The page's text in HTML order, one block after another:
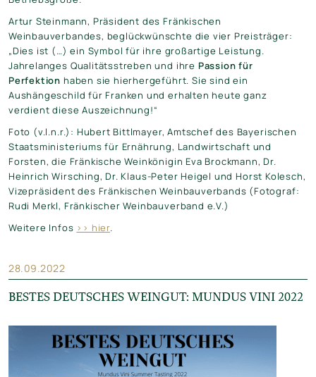
Artur Steinmann, Präsident des Fränkischen
Weinbauverbandes, beglückwünschte die vier Preisträger:
„Dies ist (…) ein Symbol für ihre großartige Leistung.
Jahrelanges Qualitätsstreben und ihre Passion für
Perfektion haben sie hierhergeführt. Sie sind ein
Aushängeschild für Franken und erhalten heute ganz
verdient diese Auszeichnung!“
Foto (v.l.n.r.): Hubert Bittlmayer, Amtschef des Bayerischen
Staatsministeriums für Ernährung, Landwirtschaft und
Forsten, die Fränkische Weinkönigin Eva Brockmann, Dr.
Heinrich Wirsching, Dr.Klaus-Peter Heigel und Horst Kolesch,
Vizepräsident des Fränkischen Weinbauverbands (Fotograf:
Rudi Merkl, Fränkischer Weinbauverband e.V.)
Weitere Infos >> hier.
28.09.2022
BESTES DEUTSCHES WEINGUT: MUNDUS VINI 2022